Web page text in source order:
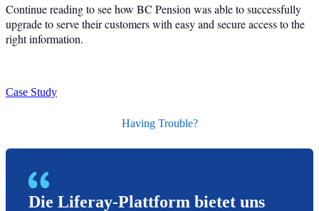
Continue reading to see how BC Pension was able to successfully
upgrade to serve their customers with easy and secure access to the
right information.
Case Study
Having Trouble?
Die Liferay-Plattform bietet uns